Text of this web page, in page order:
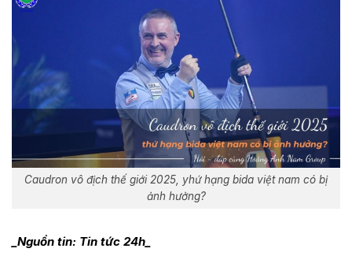
Caudron vô địch thế giới 2025, yhứ hạng bida việt nam có bị
ảnh hưởng?
_Nguồn tin: Tin tức 24h_